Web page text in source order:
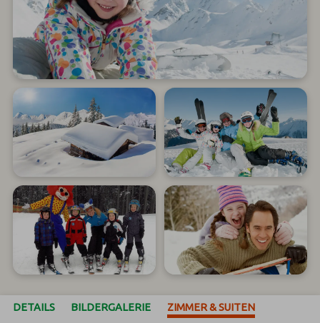
DETAILS BILDERGALERIE
ZIMMER & SUITEN